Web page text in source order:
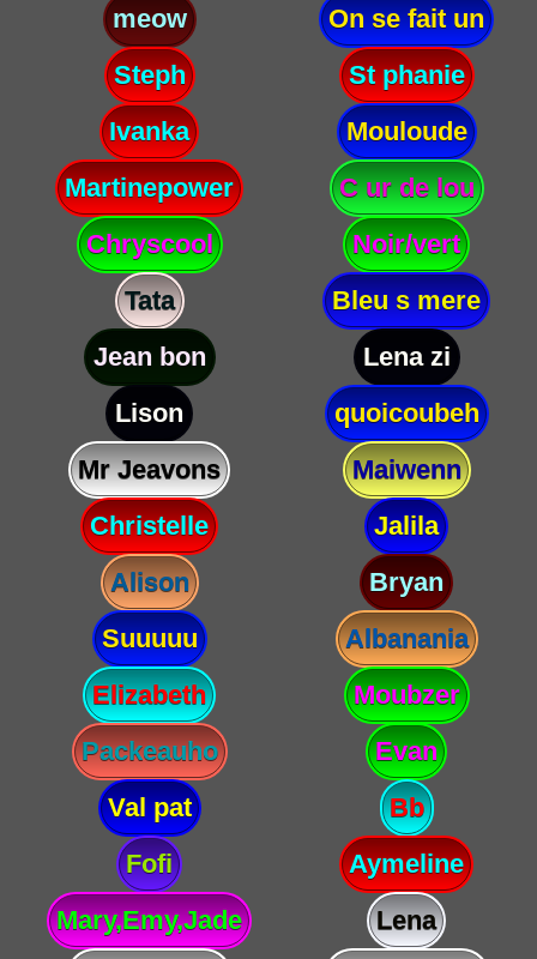
meow
On se fait un
Steph
St phanie
Ivanka
Mouloude
Martinepower
C ur de lou
Chryscool
Noir/vert
Tata
Bleu s mere
Jean bon
Lena zi
Lison
quoicoubeh
Mr Jeavons
Maiwenn
Christelle
Jalila
Alison
Bryan
Suuuuu
Albanania
Elizabeth
Moubzer
Packeauho
Evan
Val pat
Bb
Fofi
Aymeline
Mary,Emy,Jade
Lena